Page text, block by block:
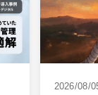
2026/08/